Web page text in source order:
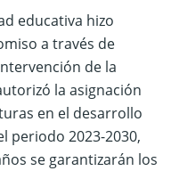
educativa hizo
a través de
de la
la asignación
en el desarrollo
periodo 2023-2030,
se garantizarán los